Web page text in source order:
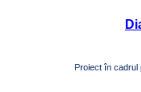
Proiect în cadrul